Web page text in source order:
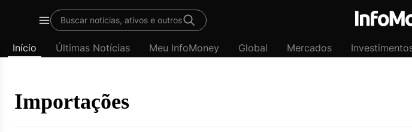
Últimas
InfoMoney
Menu
Buscar notícias, ativos e outros
Início Últimas Notícias Meu InfoMoney Global Mercados
Importações